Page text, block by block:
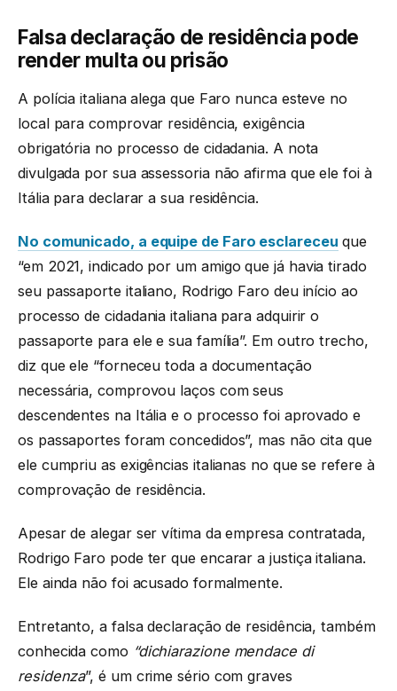
Falsa declaração de residência pode
render multa ou prisão
A polícia italiana alega que Faro nunca esteve no
local para comprovar residência, exigência
obrigatória no processo de cidadania. A nota
divulgada por sua assessoria não afirma que ele foi à
Itália para declarar a sua residência.
No comunicado, a equipe de Faro esclareceu que
“em 2021, indicado por um amigo que já havia tirado
seu passaporte italiano, Rodrigo Faro deu início ao
processo de cidadania italiana para adquirir o
passaporte para ele e sua família”. Em outro trecho,
diz que ele “forneceu toda a documentação
necessária, comprovou laços com seus
descendentes na Itália e o processo foi aprovado e
os passaportes foram concedidos”, mas não cita que
ele cumpriu as exigências italianas no que se refere à
comprovação de residência.
Apesar de alegar ser vítima da empresa contratada,
Rodrigo Faro pode ter que encarar a justiça italiana.
Ele ainda não foi acusado formalmente.
Entretanto, a falsa declaração de residência, também
conhecida como “dichiarazione mendace di
residenza”, é um crime sério com graves